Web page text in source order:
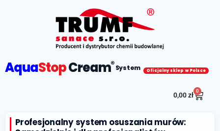
AquaStopCream®System Oficjalny sklep w Polsce
0,00zł
0
Profesjonalny system osuszania murów: